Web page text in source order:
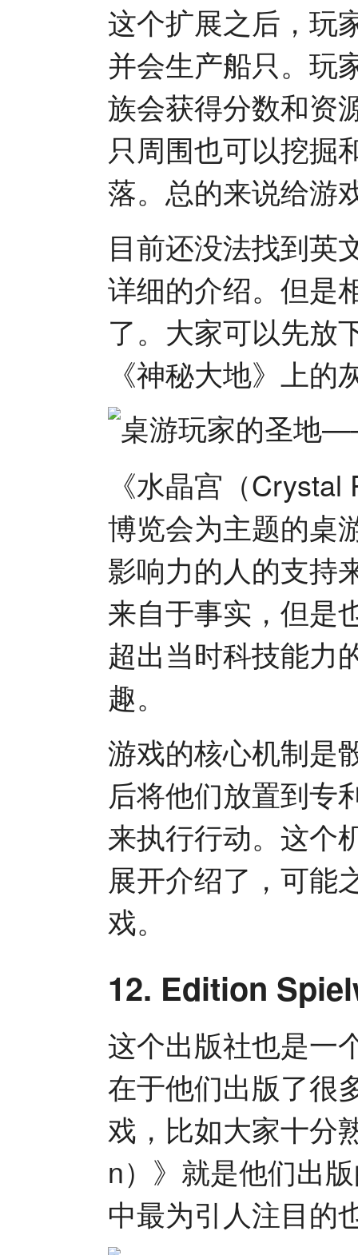
这个扩展之后，玩
并会生产船只。玩
族会获得分数和资
只周围也可以挖掘
落。总的来说给游
目前还没法找到英
详细的介绍。但是
了。大家可以先放
《神秘大地》上
《水晶宫（
博览会为主题的桌
影响力的人的支持
来自于事实，但
超出当时科技能力
趣。
游戏的核心机制是
后将他们放置到专
来执行行动。这个
展开介绍了，可能
戏。
12. Edition
这个出版社也是一
在于他们出版了很
戏，比如大家十分
n）》就是他们出
中最为引人注目的